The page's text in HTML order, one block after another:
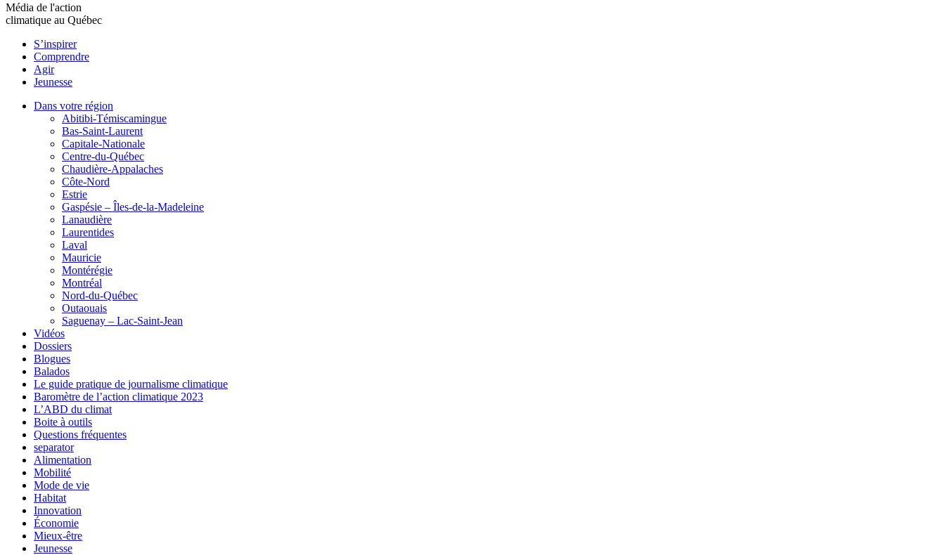
Média de l'action
climatique au Québec
S’inspirer
Comprendre
Agir
Jeunesse
Dans votre région
Abitibi-Témiscamingue
Bas-Saint-Laurent
Capitale-Nationale
Centre-du-Québec
Chaudière-Appalaches
Côte-Nord
Estrie
Gaspésie – Îles-de-la-Madeleine
Lanaudière
Laurentides
Laval
Mauricie
Montérégie
Montréal
Nord-du-Québec
Outaouais
Saguenay – Lac-Saint-Jean
Vidéos
Dossiers
Blogues
Balados
Le guide pratique de journalisme climatique
Baromètre de l’action climatique 2023
L’ABD du climat
Boite à outils
Questions fréquentes
separator
Alimentation
Mobilité
Mode de vie
Habitat
Innovation
Économie
Mieux-être
Jeunesse